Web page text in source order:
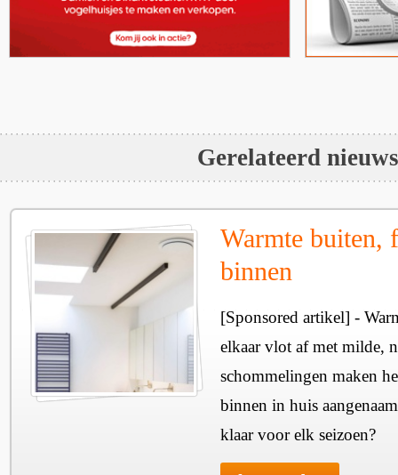
Gerelateerd nieuws
Warmte buiten,
binnen
[Sponsored artikel] -
elkaar vlot af met milde,
schommelingen maken
binnen in huis
klaar voor elk seizoen?